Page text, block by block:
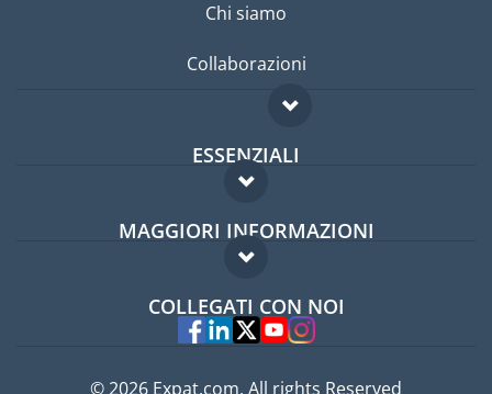
Chi siamo
Collaborazioni
ESSENZIALI
Forum per expat
Guida per expat
MAGGIORI INFORMAZIONI
Domande frequenti
Esperti
COLLEGATI CON NOI
© 2026 Expat.com, All rights Reserved